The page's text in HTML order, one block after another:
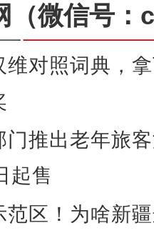
（微信号
维对照词典，
门推出老年旅
起售
范区！为啥新
嫁新疆11年的台
约台湾同胞来畅